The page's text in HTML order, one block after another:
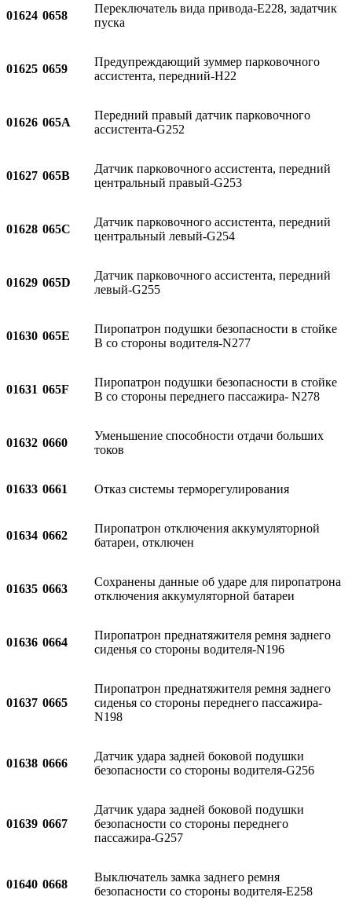
01624 0658
Переключатель вида привода-E228, задатчик
пуска
01625 0659
Предупреждающий зуммер парковочного
ассистента, передний-H22
01626 065A
Передний правый датчик парковочного
ассистента-G252
01627 065B
Датчик парковочного ассистента, передний
центральный правый-G253
01628 065C
Датчик парковочного ассистента, передний
центральный левый-G254
01629 065D
Датчик парковочного ассистента, передний
левый-G255
01630 065E
Пиропатрон подушки безопасности в стойке
В со стороны водителя-N277
01631 065F
Пиропатрон подушки безопасности в стойке
В со стороны переднего пассажира- N278
01632 0660
Уменьшение способности отдачи больших
токов
01633 0661 Отказ системы терморегулирования
01634 0662
Пиропатрон отключения аккумуляторной
батареи, отключен
01635 0663
Сохранены данные об ударе для пиропатрона
отключения аккумуляторной батареи
01636 0664
Пиропатрон преднатяжителя ремня заднего
сиденья со стороны водителя-N196
01637 0665
Пиропатрон преднатяжителя ремня заднего
сиденья со стороны переднего пассажира-
N198
01638 0666
Датчик удара задней боковой подушки
безопасности со стороны водителя-G256
01639 0667
Датчик удара задней боковой подушки
безопасности со стороны переднего
пассажира-G257
01640 0668
Выключатель замка заднего ремня
безопасности со стороны водителя-E258